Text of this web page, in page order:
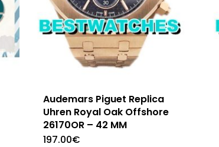
Audemars Piguet Replica
Uhren Royal Oak Offshore
26170OR – 42 MM
197.00€